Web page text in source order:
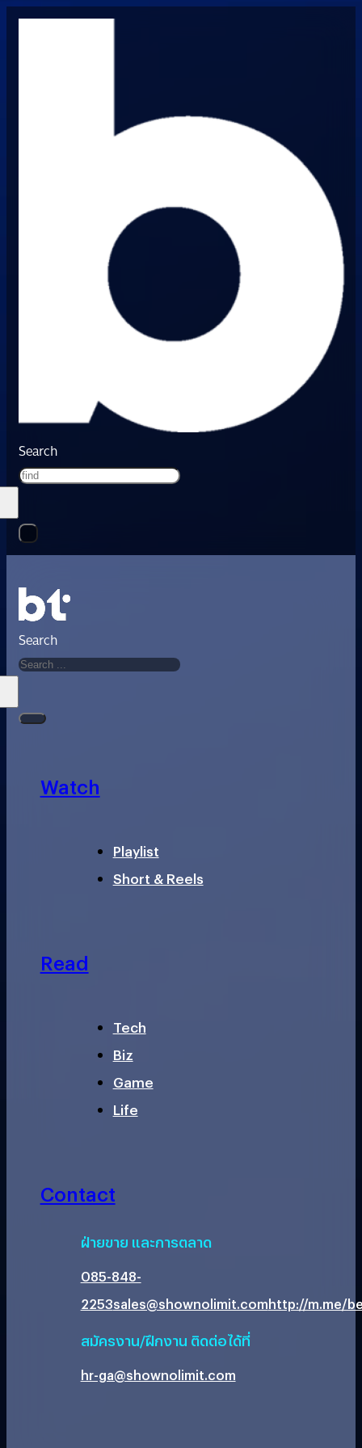
Search
Search
Watch
Playlist
Short & Reels
Read
Tech
Biz
Game
Life
Contact
ฝ่ายขาย และการตลาด
085-848-
2253sales@shownolimit.comhttp://m.me/
สมัครงาน/ฝึกงาน ติดต่อได้ที่
hr-ga@shownolimit.com